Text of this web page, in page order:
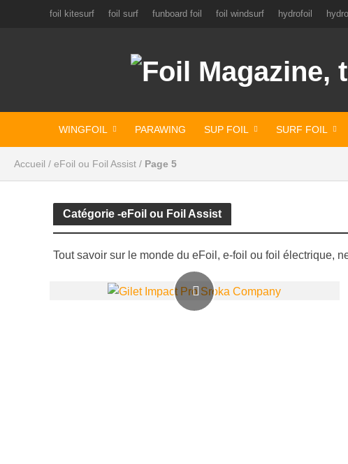
foil kitesurf foil surf funboard foil foil windsurf hydrofoil
WINGFOIL PARAWING SUP FOIL SURF FOIL
Accueil / eFoil ou Foil Assist / Page 5
Catégorie -eFoil ou Foil Assist
Tout savoir sur le monde du eFoil, e-foil ou foil électrique,